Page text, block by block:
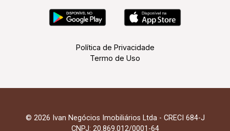
Política de Privacidade
Termo de Uso
© 2026 Ivan Negócios Imobiliários Ltda - CRECI 684-J
CNPJ: 20.869.012/0001-64